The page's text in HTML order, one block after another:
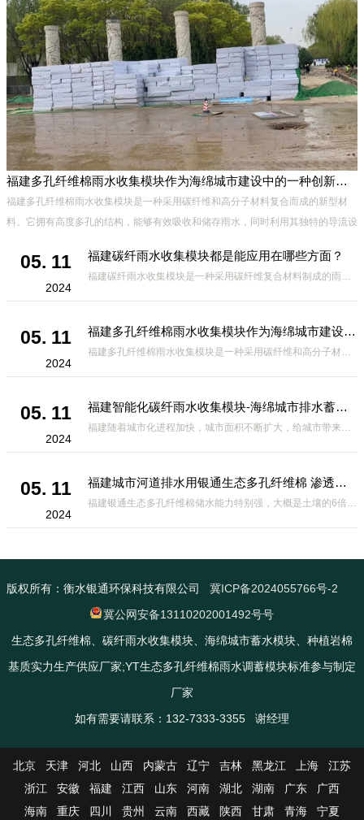
福建多孔纤维棉雨水收集模块作为海绵城市建设中的一种创新材料
福建多孔纤维棉雨水收集模块是一种采用碳纤维和高分子材料复合而成的新型材
料。它拥有高度多孔的结构，能够有效吸收和储存雨水，同时利用其独特的导流设
05. 11
2024
福建碳纤雨水收集模块都是能应用在哪些方面？
福建碳纤雨水收集模块是一种采用碳纤维复合材料制成的雨水收集装置，具有*、环保、可持续等诸多优点。这种模块的设计独特，结构轻巧且强度高，耐腐蚀，能够在各种环境条件下稳定运行。其广泛的应用领域不仅体现在城市规
05. 11
2024
福建多孔纤维棉雨水收集模块作为海绵城市建设中的一种创新材料
福建多孔纤维棉雨水收集模块是一种采用碳纤维和高分子材料复合而成的新型材料。它拥有高度多孔的结构，能够有效吸收和储存雨水，同时利用其独特的导流设计，将雨水迅速排出，有效防止城市内涝的发生。此外，该材料还具有
05. 11
2024
福建智能化碳纤雨水收集模块-海绵城市排水蓄水系统的优选项
福建随着城市化进程加快，城市面积不断扩大，给城市带来的问题也随之增加。其中之一就是水资源的短缺。雨水收集是一种解决城市水资源短缺的有效途径。在雨水收集技术中，智能化碳纤雨水收集模块的出现，为解决城市水资源
05. 11
2024
福建城市河道排水用银通生态多孔纤维棉 渗透性好重量轻
福建银通生态多孔纤维棉储水能力特别强，大概是土壤的6倍，所以在下暴雨或者是严重的雨雪天气时，能将降水量很好的吸收掉，到了天气晴朗之后又会将这些水分蒸发到空气中。这种材料在绿化环保上能起到很大的作用，能够大
版权所有：衡水银通环保科技有限公司
冀ICP备2024055766号-2
冀公网安备13110202001492号号
生态多孔纤维棉、碳纤雨水收集模块、海绵城市蓄水模块、种植岩棉
基质实力生产供应厂家;YT生态多孔纤维棉雨水调蓄模块标准参与制定
厂家
如有需要请联系：132-7333-3355 谢经理
北京 天津 河北 山西 内蒙古 辽宁 吉林 黑龙江 上海
江苏
浙江
安徽 福建 江西 山东 河南 湖北 湖南 广东
广西
海南
重庆 四川 贵州 云南 西藏 陕西 甘肃 青海 宁夏